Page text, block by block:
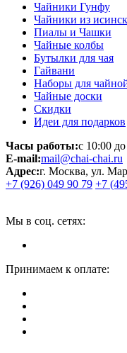
Чайники Гунфу
Чайники из
Пиалы и Чашки
Чайные колбы
Бутылки для чая
Гайвани
Наборы для
Чайные доски
Скидки
Идеи для подарков
Часы работы:с 10:00
E-mail:mail@chai-chai.ru
Адрес:г. Москва, ул.
+7 (926) 049 90 79 +7
Мы в соц. сетях:
Принимаем к оплате: